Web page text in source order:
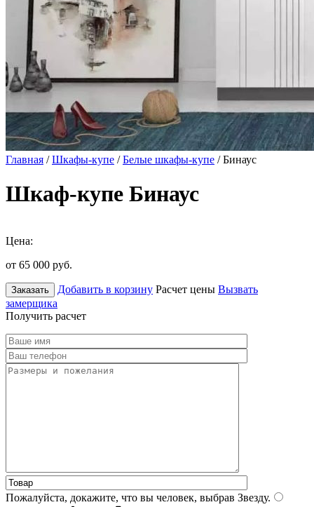
Главная /Шкафы-купе /Белые шкафы-купе / Бинаус
Шкаф-купе Бинаус
Цена:
от 65 000 руб.
Заказать Добавить в корзину Расчет цены Вызвать
замерщика
Получить расчет
Пожалуйста, докажите, что вы человек, выбрав Звезду.